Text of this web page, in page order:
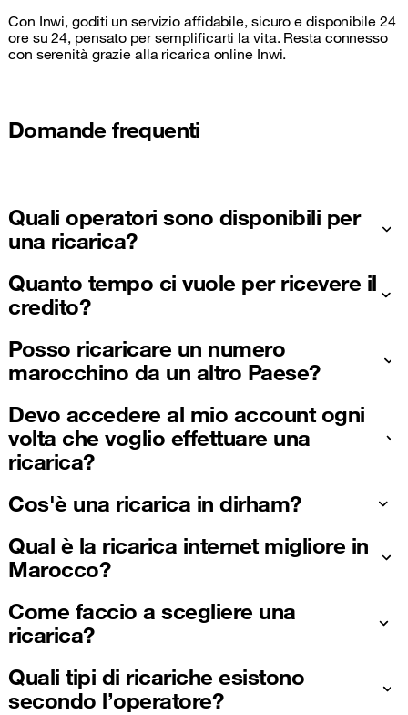
Con Inwi, goditi un servizio affidabile, sicuro e disponibile 24
ore su 24, pensato per semplificarti la vita. Resta connesso
con serenità grazie alla ricarica online Inwi.
Domande frequenti
Quali operatori sono disponibili per
una ricarica?
Quanto tempo ci vuole per ricevere il
credito?
Posso ricaricare un numero
marocchino da un altro Paese?
Devo accedere al mio account ogni
volta che voglio effettuare una
ricarica?
Cos'è una ricarica in dirham?
Qual è la ricarica internet migliore in
Marocco?
Come faccio a scegliere una
ricarica?
Quali tipi di ricariche esistono
secondo l’operatore?